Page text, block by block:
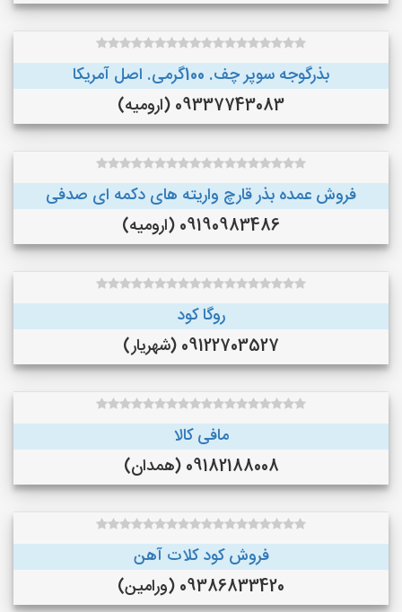
بذرگوجه‌ سوپر چف. 100گرمی. اصل آمریکا
09337743083 (ارومیه)
فروش عمده بذر قارچ واریته های دکمه ای صدفی
09190983486 (ارومیه)
روگا کود
09122703527 (شهریار)
مافی کالا
09182188008 (همدان)
فروش کود کلات آهن
09386833420 (ورامین)